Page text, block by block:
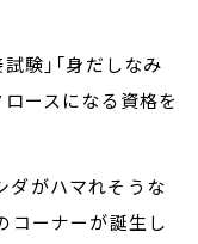
験」「身だしなみ
ロースになる資格を
ダがハマれそうな
コーナーが誕生し